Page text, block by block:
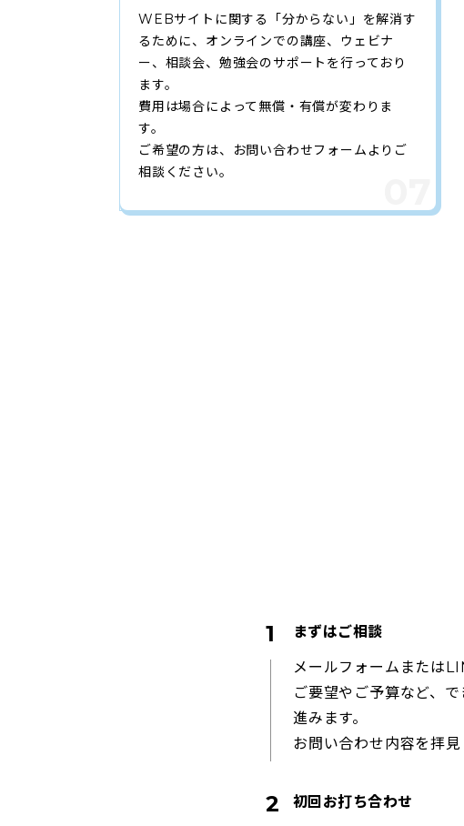
WEBサイトに関する「分からない」を解消す
るために、オンラインでの講座、ウェビナ
ー、相談会、勉強会のサポートを行っており
ます。
費用は場合によって無償・有償が変わりま
す。
ご希望の方は、お問い合わせフォームよりご
相談ください。
まずはご相談
メールフォームまたは
ご要望やご予算など、
進みます。
お問い合わせ内容を拝
初回お打ち合わせ